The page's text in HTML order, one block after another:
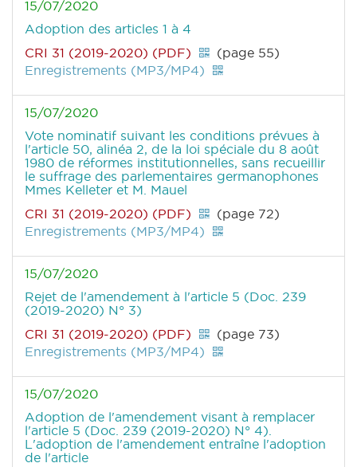
15/07/2020
Adoption des articles 1 à 4
CRI 31 (2019-2020) (PDF)
(page 55)
Enregistrements (MP3/MP4)
15/07/2020
Vote nominatif suivant les conditions prévues à
l'article 50, alinéa 2, de la loi spéciale du 8 août
1980 de réformes institutionnelles, sans recueillir
le suffrage des parlementaires germanophones
Mmes Kelleter et M. Mauel
CRI 31 (2019-2020) (PDF)
(page 72)
Enregistrements (MP3/MP4)
15/07/2020
Rejet de l'amendement à l'article 5 (Doc. 239
(2019-2020) N° 3)
CRI 31 (2019-2020) (PDF)
(page 73)
Enregistrements (MP3/MP4)
15/07/2020
Adoption de l'amendement visant à remplacer
l'article 5 (Doc. 239 (2019-2020) N° 4).
L'adoption de l'amendement entraîne l'adoption
de l'article